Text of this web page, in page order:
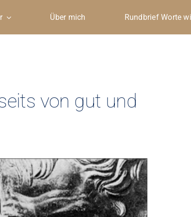
Über mich Rundbrief Worte
von gut und